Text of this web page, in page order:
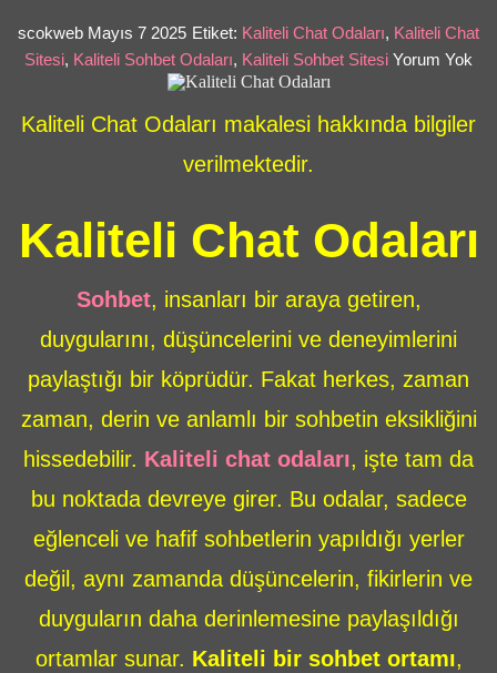
scokweb Mayıs 7 2025 Etiket: Kaliteli Chat Odaları, Kaliteli Chat
Sitesi, Kaliteli Sohbet Odaları, Kaliteli Sohbet Sitesi Yorum Yok
Kaliteli Chat Odaları makalesi hakkında bilgiler
verilmektedir.
Kaliteli Chat Odaları
Sohbet, insanları bir araya getiren,
duygularını, düşüncelerini ve deneyimlerini
paylaştığı bir köprüdür. Fakat herkes, zaman
zaman, derin ve anlamlı bir sohbetin eksikliğini
hissedebilir. Kaliteli chat odaları, işte tam da
bu noktada devreye girer. Bu odalar, sadece
eğlenceli ve hafif sohbetlerin yapıldığı yerler
değil, aynı zamanda düşüncelerin, fikirlerin ve
duyguların daha derinlemesine paylaşıldığı
ortamlar sunar. Kaliteli bir sohbet ortamı,